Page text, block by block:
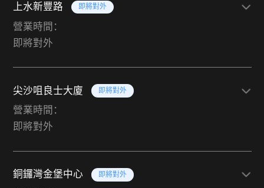
上水新豐路 即將對外
營業時間：
即將對外
尖沙咀良士大廈 即將對外
營業時間：
即將對外
銅鑼灣金堡中心 即將對外